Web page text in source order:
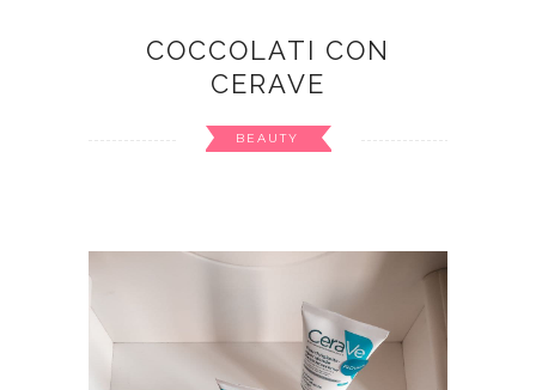
COCCOLATI CON
CERAVE
BEAUTY